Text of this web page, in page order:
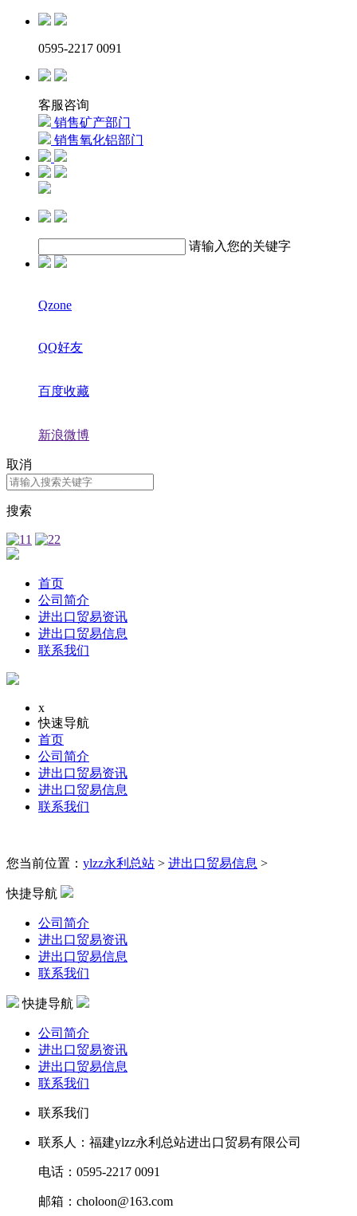
0595-2217 0091
客服咨询
销售矿产部门
销售氧化铝部门
请输入您的关键字
Qzone
QQ好友
百度收藏
新浪微博
取消
搜索
首页
公司简介
进出口贸易资讯
进出口贸易信息
联系我们
x
快速导航
首页
公司简介
进出口贸易资讯
进出口贸易信息
联系我们
您当前位置： ylzz永利总站 > 进出口贸易信息 >
快捷导航
公司简介
进出口贸易资讯
进出口贸易信息
联系我们
快捷导航
公司简介
进出口贸易资讯
进出口贸易信息
联系我们
联系我们
联系人：福建ylzz永利总站进出口贸易有限公司
电话：0595-2217 0091
邮箱：choloon@163.com